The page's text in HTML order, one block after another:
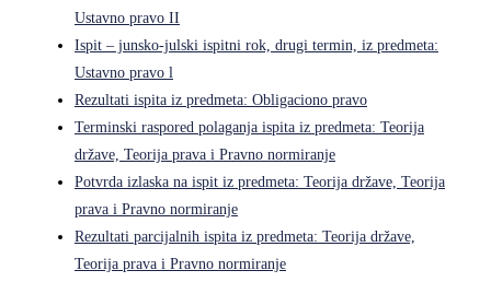
Ustavno pravo II
Ispit – junsko-julski ispitni rok, drugi termin, iz predmeta:
Ustavno pravo l
Rezultati ispita iz predmeta: Obligaciono pravo
Terminski raspored polaganja ispita iz predmeta: Teorija
države, Teorija prava i Pravno normiranje
Potvrda izlaska na ispit iz predmeta: Teorija države, Teorija
prava i Pravno normiranje
Rezultati parcijalnih ispita iz predmeta: Teorija države,
Teorija prava i Pravno normiranje